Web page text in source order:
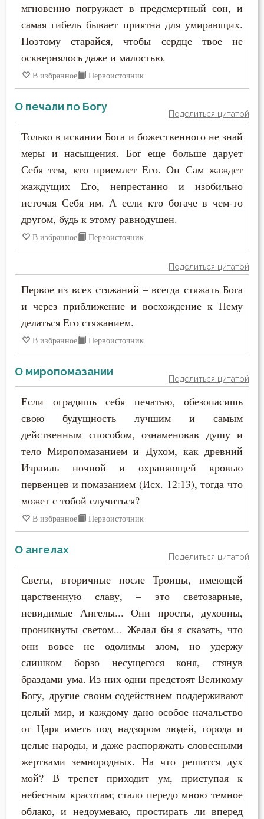
Воскресение Христово
Воспитание
Гонение
Господь
Грех
Девство
Добродетель
Духовная жизнь
Еда
Ересь
Женщина
Жизнь
Забота
Загробная жизнь
Здоровье
Зло
Исправление
Истина
Клятва
Красота
Григорий Синаит
Григорий Чудотворец
Димитрий Ростовский
Дионисий Ареопагит
Епифаний Кипрский
Ерм
Ефрем Сирин
Зосима Палестинский
Игнатий Антиохийский
Игнатий Брянчанинов
Иероним Стридонский
Иларион Оптинский (Пономарёв)
Илия Екдик
Иоанн Дамаскин
Иоанн Златоуст
Иоанн Карпафский
Иоанн Кассиан Римлянин
Иоанн Лествичник
Иоанн Мосх
Ириней Лионский
Исаак Сирин Ниневийский
Исидор Пелусиот
Исихий Иерусалимский
Иустин (Попович)
Иустин Философ
мгновенно погружает в предсмертный сон, и
самая гибель бывает приятна для умирающих.
Поэтому старайся, чтобы сердце твое не
осквернялось даже и малостью.
В избранное Первоисточник
О печали по Богу
Поделиться цитатой
Только в искании Бога и божественного не знай
меры и насыщения. Бог еще больше дарует
Себя тем, кто приемлет Его. Он Сам жаждет
жаждущих Его, непрестанно и изобильно
источая Себя им. А если кто богаче в чем-то
другом, будь к этому равнодушен.
В избранное Первоисточник
Поделиться цитатой
Первое из всех стяжаний – всегда стяжать Бога
и через приближение и восхождение к Нему
делаться Его стяжанием.
В избранное Первоисточник
О миропомазании
Поделиться цитатой
Если оградишь себя печатью, обезопасишь
свою будущность лучшим и самым
действенным способом, ознаменовав душу и
тело Миропомазанием и Духом, как древний
Израиль ночной и охраняющей кровью
первенцев и помазанием (Исх. 12:13), тогда что
может с тобой случиться?
В избранное Первоисточник
О ангелах
Поделиться цитатой
Светы, вторичные после Троицы, имеющей
царственную славу, – это светозарные,
невидимые Ангелы... Они просты, духовны,
проникнуты светом... Желал бы я сказать, что
они вовсе не одолимы злом, но удержу
слишком борзо несущегося коня, стянув
браздами ума. Из них одни предстоят Великому
Богу, другие своим содействием поддерживают
целый мир, и каждому дано особое начальство
от Царя иметь под надзором людей, города и
целые народы, и даже распоряжать словесными
жертвами земнородных. На что решится дух
мой? В трепет приходит ум, приступая к
небесным красотам; стало передо мною темное
облако, и недоумеваю, простирать ли вперед